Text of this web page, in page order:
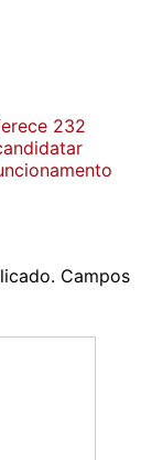
232
Campos